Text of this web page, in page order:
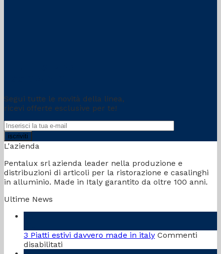
Segui tutte le novità della linea,
ricevi offerte esclusive per te!
L'azienda
Pentalux srl azienda leader nella produzione e
distribuzioni di articoli per la ristorazione e casalinghi
in alluminio. Made in Italy garantito da oltre 100 anni.
Ultime News
3 Piatti estivi davvero made in italy Commenti
disabilitati